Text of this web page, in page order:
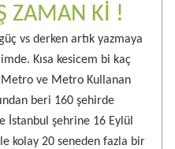
ZAMAN Kİ !
vs derken artık yazmaya
Kısa kesicem bi kaç
ve Metro Kullanan
beri 160 şehirde
İstanbul şehrine 16 Eylül
kolay 20 seneden fazla bir